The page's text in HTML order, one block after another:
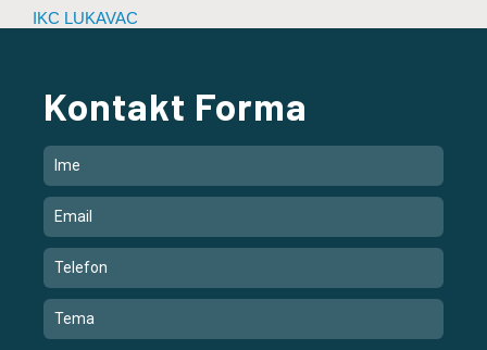
IKC LUKAVAC
Kontakt Forma